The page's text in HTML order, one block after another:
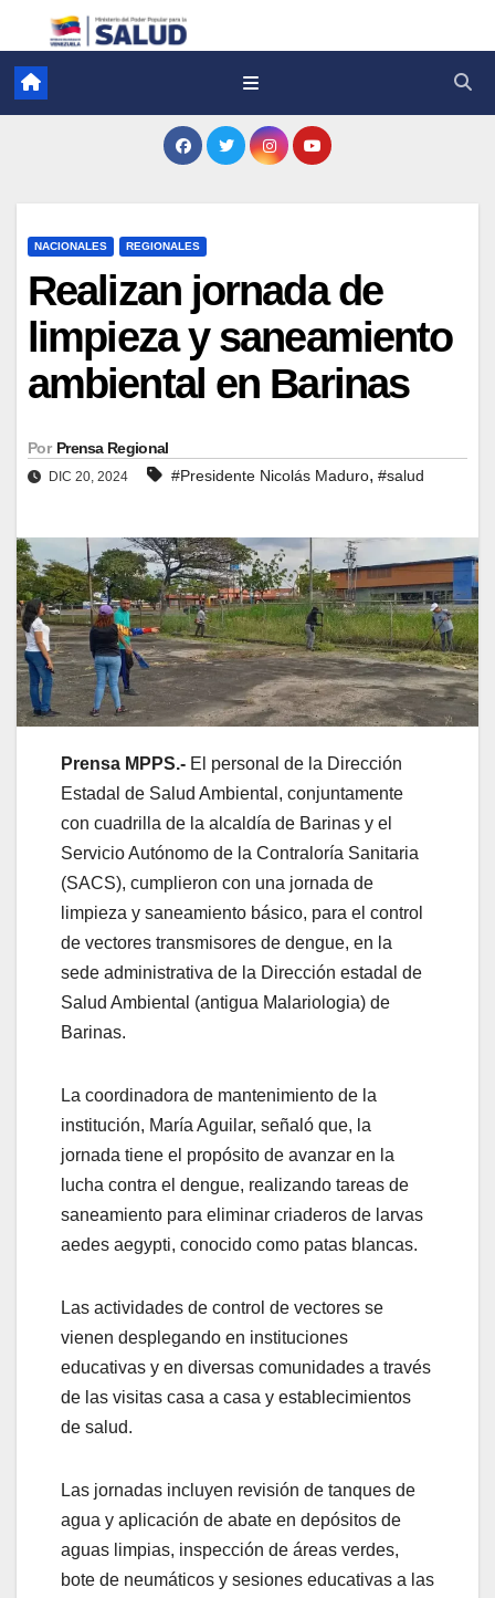
NACIONALES REGIONALES
Realizan jornada de
limpieza y saneamiento
ambiental en Barinas
Por Prensa Regional
DIC 20, 2024 #Presidente Nicolás Maduro, #salud
Prensa MPPS.- El personal de la Dirección
Estadal de Salud Ambiental, conjuntamente
con cuadrilla de la alcaldía de Barinas y el
Servicio Autónomo de la Contraloría Sanitaria
(SACS), cumplieron con una jornada de
limpieza y saneamiento básico, para el control
de vectores transmisores de dengue, en la
sede administrativa de la Dirección estadal de
Salud Ambiental (antigua Malariologia) de
Barinas.
La coordinadora de mantenimiento de la
institución, María Aguilar, señaló que, la
jornada tiene el propósito de avanzar en la
lucha contra el dengue, realizando tareas de
saneamiento para eliminar criaderos de larvas
aedes aegypti, conocido como patas blancas.
Las actividades de control de vectores se
vienen desplegando en instituciones
educativas y en diversas comunidades a través
de las visitas casa a casa y establecimientos
de salud.
Las jornadas incluyen revisión de tanques de
agua y aplicación de abate en depósitos de
aguas limpias, inspección de áreas verdes,
bote de neumáticos y sesiones educativas a las